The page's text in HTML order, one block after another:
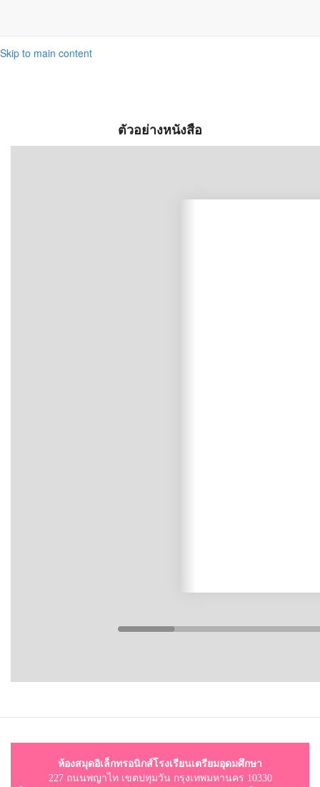
Skip to main content
ตัวอย่างหนังสือ
ห้องสมุดอิเล็กทรอนิกส์โรงเรียนเตรียมอุดมศึกษา
227 ถนนพญาไท เขตปทุมวัน กรุงเทพมหานคร 10330